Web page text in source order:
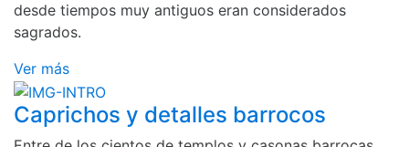
desde tiempos muy antiguos eran considerados
sagrados.
Ver más
Caprichos y detalles barrocos